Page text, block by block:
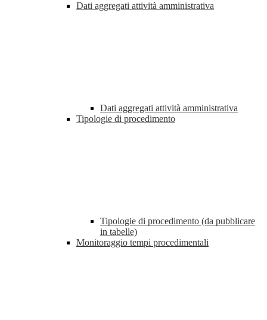
Dati aggregati attività amministrativa
Dati aggregati attività amministrativa
Tipologie di procedimento
Tipologie di procedimento (da pubblicare
in tabelle)
Monitoraggio tempi procedimentali